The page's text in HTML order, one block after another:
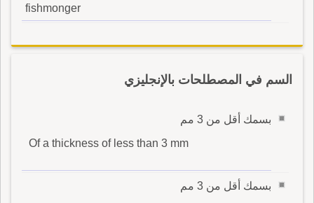
fishmonger
السم في المصطلحات بالإنجليزي
بسمك أقل من 3 مم
Of a thickness of less than 3 mm
بسمك أقل من 3 مم